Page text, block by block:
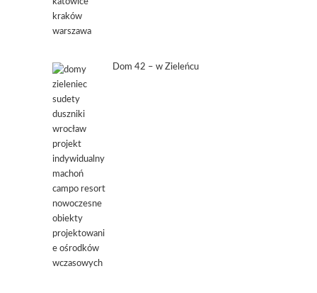
Dom 42 – w Zieleńcu